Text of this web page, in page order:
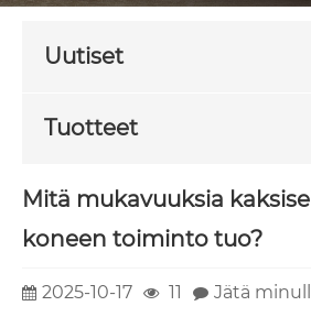
Uutiset
Tuotteet
Mitä mukavuuksia
koneen toiminto tuo?
2025-10-17 11 Jätä